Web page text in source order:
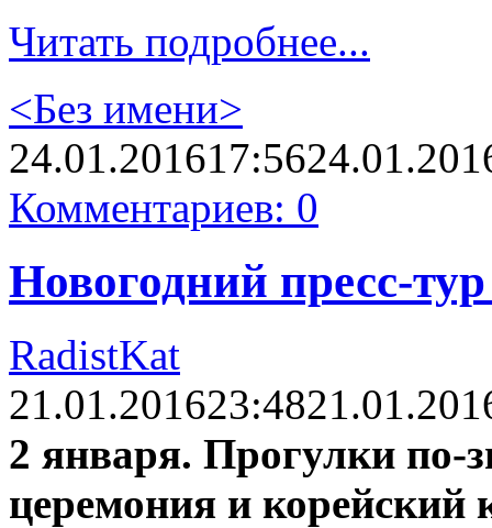
Читать подробнее...
<Без имени>
24.01.201617:56
Комментариев: 0
Новогодний пресс-
RadistKat
21.01.201623:48
2 января. Прогулки
церемония и корейский